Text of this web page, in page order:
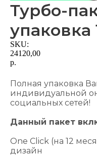
Турбо-
упаковка
SKU:
24120,00
р.
Полная упаковка
индивидуальной
социальных сетей!
Данный пакет
One Click (на 12
дизайн